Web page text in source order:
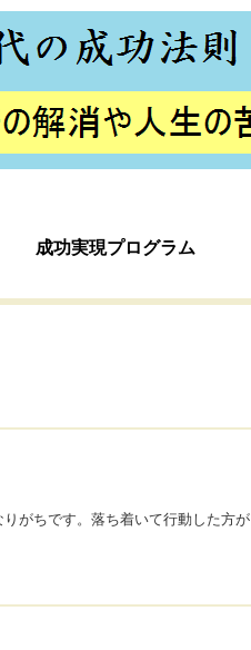
成功実現プログラム
がちです。落ち着いて行動した方が